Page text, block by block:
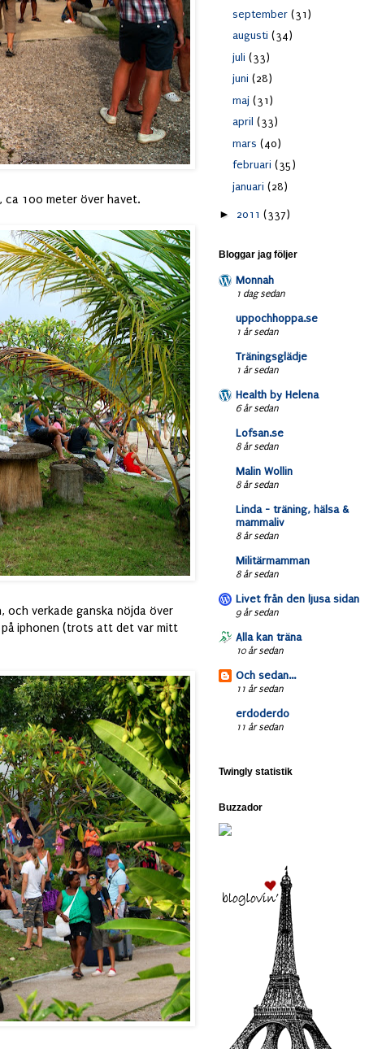
ca 100 meter över havet.
och verkade ganska nöjda över
iphonen (trots att det var mitt
september (31)
augusti (34)
juli (33)
juni (28)
maj (31)
april (33)
mars (40)
februari (35)
januari (28)
► 2011 (337)
Bloggar jag följer
Monnah
1 dag sedan
uppochhoppa.se
1 år sedan
Träningsglädje
1 år sedan
Health by Helena
6 år sedan
Lofsan.se
8 år sedan
Malin Wollin
8 år sedan
Linda - träning, hälsa &
mammaliv
8 år sedan
Militärmamman
8 år sedan
Livet från den ljusa sidan
9 år sedan
Alla kan träna
10 år sedan
Och sedan...
11 år sedan
erdoderdo
11 år sedan
Twingly statistik
Buzzador